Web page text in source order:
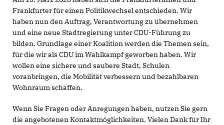
Frankfurter für einen Politikwechsel entschieden. Wir
haben nun den Auftrag, Verantwortung zu übernehmen
und eine neue Stadtregierung unter CDU-Führung zu
bilden. Grundlage einer Koalition werden die Themen sein,
für die wir als CDU im Wahlkampf geworben haben. Wir
wollen eine sichere und saubere Stadt, Schulen
voranbringen, die Mobilität verbessern und bezahlbaren
Wohnraum schaffen.
Wenn Sie Fragen oder Anregungen haben, nutzen Sie gern
die angebotenen Kontaktmöglichkeiten. Vielen Dank für Ihr